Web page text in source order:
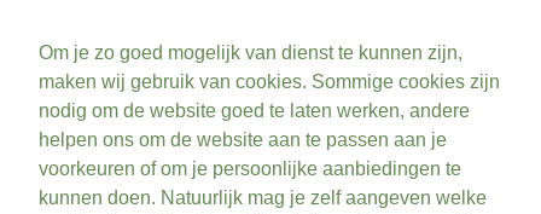
Om je zo goed mogelijk van dienst te kunnen zijn,
maken wij gebruik van cookies. Sommige cookies zijn
nodig om de website goed te laten werken, andere
helpen ons om de website aan te passen aan je
voorkeuren of om je persoonlijke aanbiedingen te
kunnen doen. Natuurlijk mag je zelf aangeven welke